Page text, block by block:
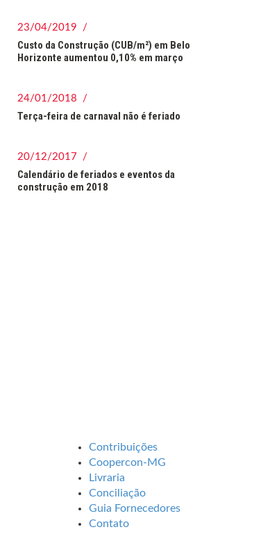
23/04/2019 /
Custo da Construção (CUB/m²) em Belo
Horizonte aumentou 0,10% em março
24/01/2018 /
Terça-feira de carnaval não é feriado
20/12/2017 /
Calendário de feriados e eventos da
construção em 2018
Contribuições
Coopercon-MG
Livraria
Conciliação
Guia Fornecedores
Contato